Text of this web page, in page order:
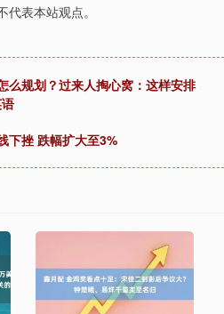
表本站观点。
么规划？过来人掏心窝：这样安排
下挫 跌幅扩大至3%